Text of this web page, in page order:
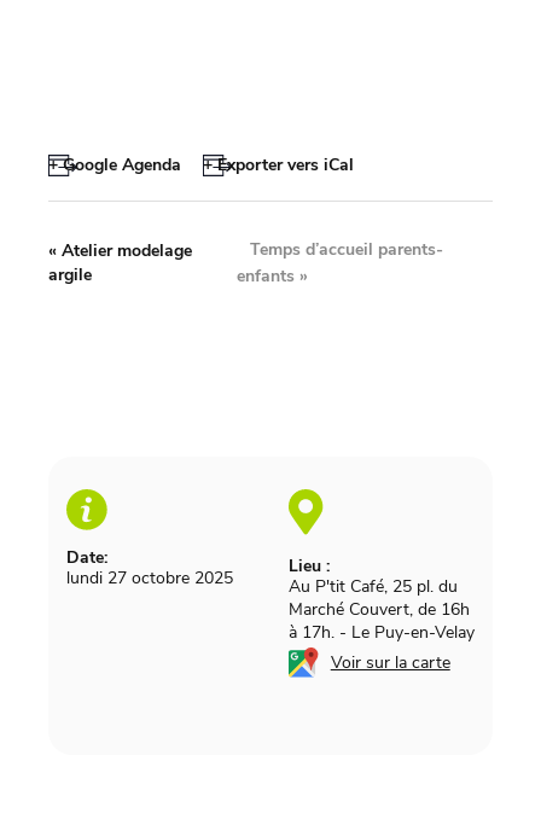
+ Google Agenda + Exporter vers iCal
Date:
lundi 27 octobre 2025
Lieu :
Au P'tit Café, 25 pl. du
Marché Couvert, de 16h
à 17h. - Le Puy-en-Velay
Voir sur la carte
« Atelier modelage
argile
Temps d’accueil parents-
enfants»